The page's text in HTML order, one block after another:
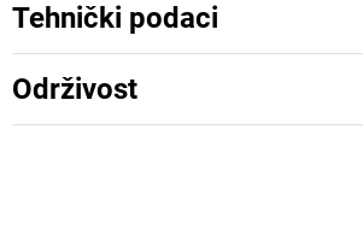
Tehnički podaci
Održivost